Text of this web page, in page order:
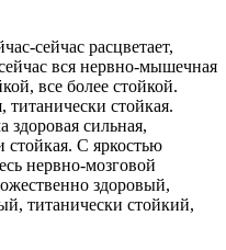
сейчас расцветает,
вся нервно-мышечная
все более стойкой.
титанически стойкая.
здоровая сильная,
стойкая. С яркостью
нервно-мозговой
здоровый,
титанически стойкий,